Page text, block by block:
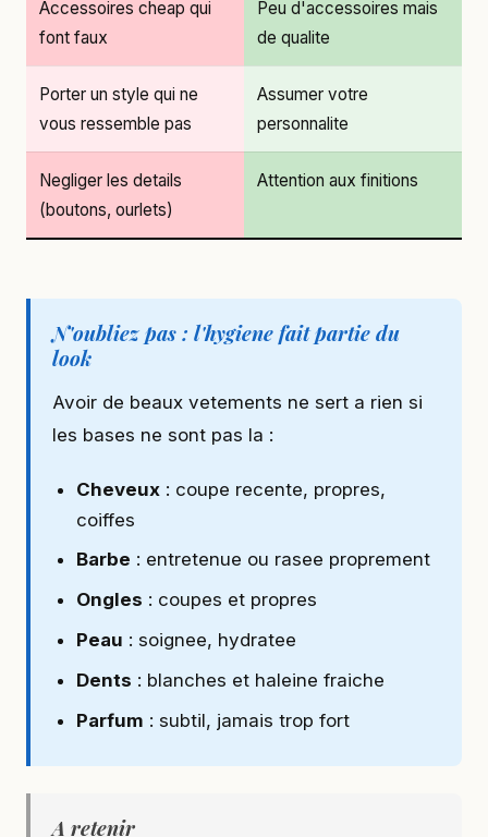
Accessoires cheap qui
font faux
Peu d'accessoires mais
de qualite
Porter un style qui ne
vous ressemble pas
Assumer votre
personnalite
Negliger les details
(boutons, ourlets)
Attention aux finitions
N'oubliez pas : l'hygiene fait partie du
look
Avoir de beaux vetements ne sert a rien si
les bases ne sont pas la :
Cheveux : coupe recente, propres,
coiffes
Barbe : entretenue ou rasee proprement
Ongles : coupes et propres
Peau : soignee, hydratee
Dents : blanches et haleine fraiche
Parfum : subtil, jamais trop fort
A retenir